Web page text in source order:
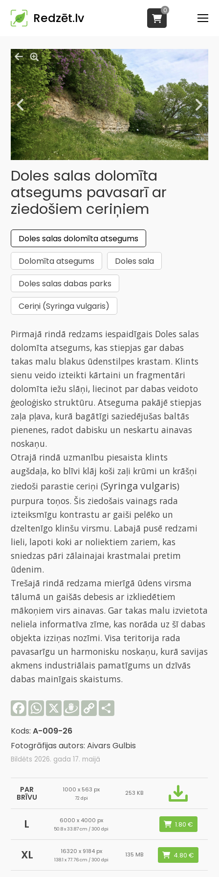
Redzēt.lv
0
Doles salas dolomīta
atsegums pavasarī ar
ziedošiem ceriņiem
Doles salas dolomīta atsegums
Dolomīta atsegums
Doles sala
Doles salas dabas parks
Ceriņi (Syringa vulgaris)
Pirmajā rindā redzams iespaidīgais Doles salas
dolomīta atsegums, kas stiepjas gar dabas
takas malu blakus ūdenstilpes krastam. Klints
sienu veido izteikti kārtaini un fragmentāri
dolomīta iežu slāņi, liecinot par dabas veidoto
ģeoloģisko struktūru. Atseguma pakājē stiepjas
zaļa pļava, kurā bagātīgi saziedējušas baltās
pienenes, radot dabisku un neskartu ainavas
noskaņu.
Otrajā rindā uzmanību piesaista klints
augšdaļa, ko blīvi klāj koši zaļi krūmi un krāšņi
ziedoši parastie ceriņi (Syringa vulgaris)
purpura toņos. Šis ziedošais vainags rada
izteiksmīgu kontrastu ar gaiši pelēko un
dzeltenīgo klinšu virsmu. Labajā pusē redzami
lieli, lapoti koki ar noliektiem zariem, kas
sniedzas pāri zālainajai krastmalai pretim
ūdenim.
Trešajā rindā redzama mierīgā ūdens virsma
tālumā un gaišās debesis ar izkliedētiem
mākoņiem virs ainavas. Gar takas malu izvietota
neliela informatīva zīme, kas norāda uz šī dabas
objekta izziņas nozīmi. Visa teritorija rada
pavasarīgu un harmonisku noskaņu, kurā savijas
akmens industriālais pamatīgums un dzīvās
dabas mainīgais skaistums.
FacebookWhatsApp
X Draugiem
Copy
Link
Kods:A-009-26
Fotogrāfijas autors: Aivars Gulbis
Bildēts 2026. gada 17. maijā
PAR
BRĪVU
1000 x 563 px
72 dpi
253 KB
L 6000 x 4000 px
50.8 x 33.87 cm / 300 dpi
XL 16320 x 9184 px
138.1 x 77.76 cm / 300 dpi
135 MB